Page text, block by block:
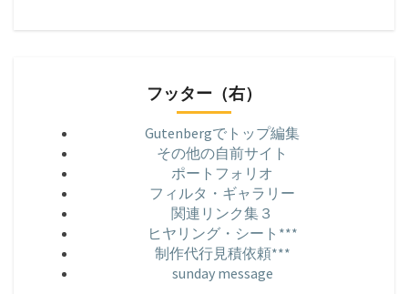
フッター（右）
Gutenbergでトップ編集
その他の自前サイト
ポートフォリオ
フィルタ・ギャラリー
関連リンク集３
ヒヤリング・シート***
制作代行見積依頼***
sunday message